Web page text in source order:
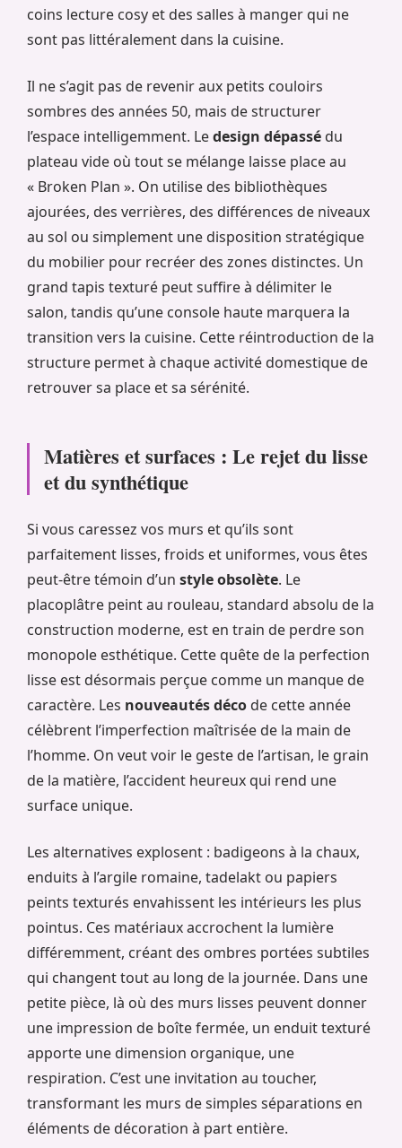
coins lecture cosy et des salles à manger qui ne
sont pas littéralement dans la cuisine.
Il ne s’agit pas de revenir aux petits couloirs
sombres des années 50, mais de structurer
l’espace intelligemment. Ledesign dépassé du
plateau vide où tout se mélange laisse place au
« Broken Plan ». On utilise des bibliothèques
ajourées, des verrières, des différences de niveaux
au sol ou simplement une disposition stratégique
du mobilier pour recréer des zones distinctes. Un
grand tapis texturé peut suffire à délimiter le
salon, tandis qu’une console haute marquera la
transition vers la cuisine. Cette réintroduction de la
structure permet à chaque activité domestique de
retrouver sa place et sa sérénité.
Matières et surfaces : Le rejet du lisse
et du synthétique
Si vous caressez vos murs et qu’ils sont
parfaitement lisses, froids et uniformes, vous êtes
peut-être témoin d’un style obsolète. Le
placoplâtre peint au rouleau, standard absolu de la
construction moderne, est en train de perdre son
monopole esthétique. Cette quête de la perfection
lisse est désormais perçue comme un manque de
caractère. Les nouveautés déco de cette année
célèbrent l’imperfection maîtrisée de la main de
l’homme. On veut voir le geste de l’artisan, le grain
de la matière, l’accident heureux qui rend une
surface unique.
Les alternatives explosent : badigeons à la chaux,
enduits à l’argile romaine, tadelakt ou papiers
peints texturés envahissent les intérieurs les plus
pointus. Ces matériaux accrochent la lumière
différemment, créant des ombres portées subtiles
qui changent tout au long de la journée. Dans une
petite pièce, là où des murs lisses peuvent donner
une impression de boîte fermée, un enduit texturé
apporte une dimension organique, une
respiration. C’est une invitation au toucher,
transformant les murs de simples séparations en
éléments de décoration à part entière.